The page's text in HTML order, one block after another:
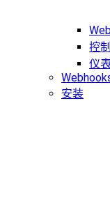
控
仪
安装